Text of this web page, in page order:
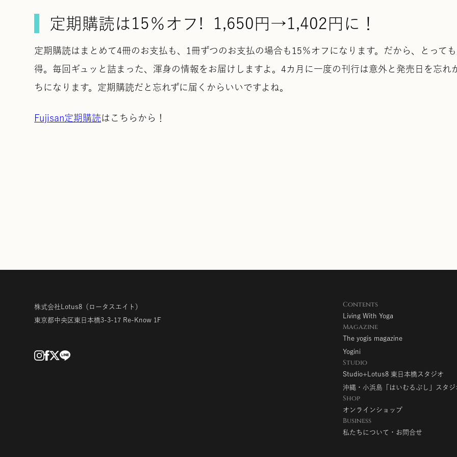
定期購読は15％オフ! 1,650円→1,402円に！
定期購読はまとめて4冊のお支払も、1冊ずつのお支払の場合も15％オフになります。だから、とって
得。毎回ギュッと詰まった、渾身の情報をお届けしますよ。4カ月に一度の刊行は意外と発売日を忘れ
ちになります。定期購読だと忘れずに届くからいいですよね。
Fujisan定期購読はこちらから！
株式会社Lotus8 （ロータスエイト）
東京都中央区東日本橋3-3-17 Re-Know 1F
Contents
Living With Yoga
Magazine
The yogis magazine
Yogini
Studio
Studio+Lotus8 東日本橋スタジオ
沖縄・小浜島「はいむるぶし」スタジ
Shop
オンラインショップ
Business
私たちについて・お問合せ